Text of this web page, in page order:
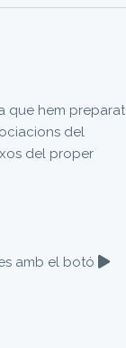
que hem preparat
del
del proper
amb el botó